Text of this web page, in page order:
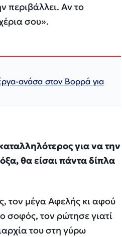
περιβάλλει. Αν το
σου».
ανάσα στον Βορρά για
για να την
θα είσαι πάντα δίπλα
τον μέγα Αφελής κι αφού
σοφός, τον ρώτησε γιατί
του στη γύρω